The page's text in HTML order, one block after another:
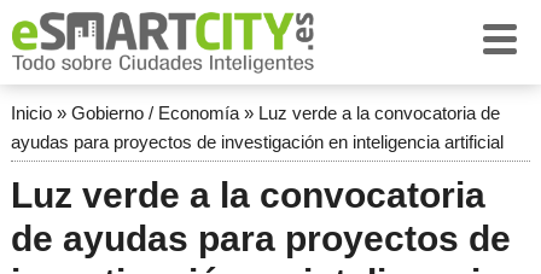
Inicio» Gobierno / Economía» Luz verde a la convocatoria de
ayudas para proyectos de investigación en inteligencia artificial
Luz verde a la convocatoria
de ayudas para proyectos de